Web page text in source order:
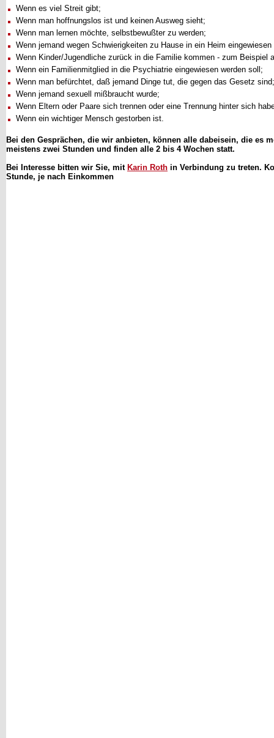
Wenn es viel Streit gibt;
Wenn man hoffnungslos ist und keinen Ausweg sieht;
Wenn man lernen möchte, selbstbewußter zu werden;
Wenn jemand wegen Schwierigkeiten zu Hause in ein Heim
Wenn Kinder/Jugendliche zurück in die Familie kommen - zum Beispiel
Wenn ein Familienmitglied in die Psychiatrie eingewiesen werden soll;
Wenn man befürchtet, daß jemand Dinge tut, die gegen das Gesetz sind;
Wenn jemand sexuell mißbraucht wurde;
Wenn Eltern oder Paare sich trennen oder eine Trennung hinter sich
Wenn ein wichtiger Mensch gestorben ist.
Bei den Gesprächen, die wir anbieten, können alle dabeisein, die es
meistens zwei Stunden und finden alle 2 bis 4 Wochen statt.
Bei Interesse bitten wir Sie, mit Karin Roth in Verbindung zu treten.
Stunde, je nach Einkommen